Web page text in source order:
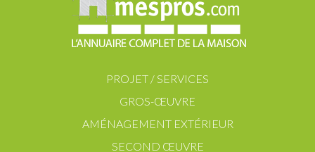
PROJET / SERVICES
GROS-ŒUVRE
AMÉNAGEMENT EXTÉRIEUR
SECOND ŒUVRE